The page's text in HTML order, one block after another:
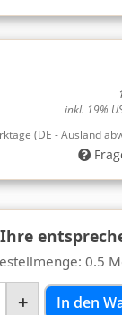
inkl. 19%
(DE - Ausland
0.5
+ In den